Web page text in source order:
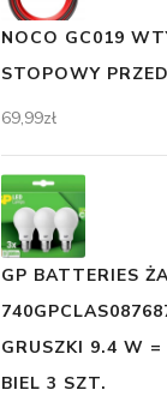
NOCO GC019
STOPOWY
69,99zł
GP BATTERIES
GRUSZKI 9.4 W
BIEL 3 SZT.